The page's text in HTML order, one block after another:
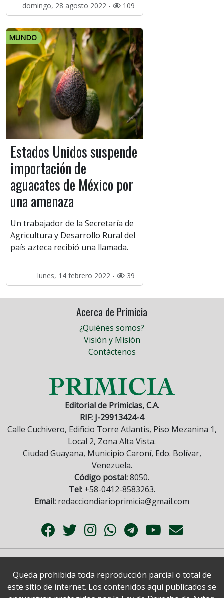
domingo, 28 agosto 2022 - 109
MUNDO
Estados Unidos suspende
importación de
aguacates de México por
una amenaza
Un trabajador de la Secretaría de
Agricultura y Desarrollo Rural del
país azteca recibió una llamada.
lunes, 14 febrero 2022 - 39
Acerca de Primicia
¿Quiénes somos?
Visión y Misión
Contáctenos
Editorial de Primicias, C.A.
RIF: J-29913424-4
Calle Cuchivero, Edificio Torre Atlantis, Piso Mezanina 1,
Local 2, Zona Alta Vista.
Ciudad Guayana, Municipio Caroní, Edo. Bolívar,
Venezuela.
Código postal:8050.
Tel:+58-0412-8583263.
Email: redacciondiarioprimicia@gmail.com
Queda prohibida toda reproducción parcial o total de
este sitio de internet. Los contenidos aquí publicados se